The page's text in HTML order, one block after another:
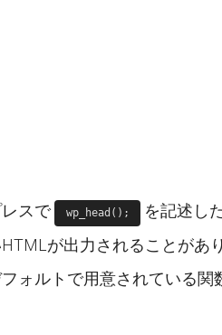
スで wp_head(); を記述し
が出力されることがあ
ォルトで用意されている関